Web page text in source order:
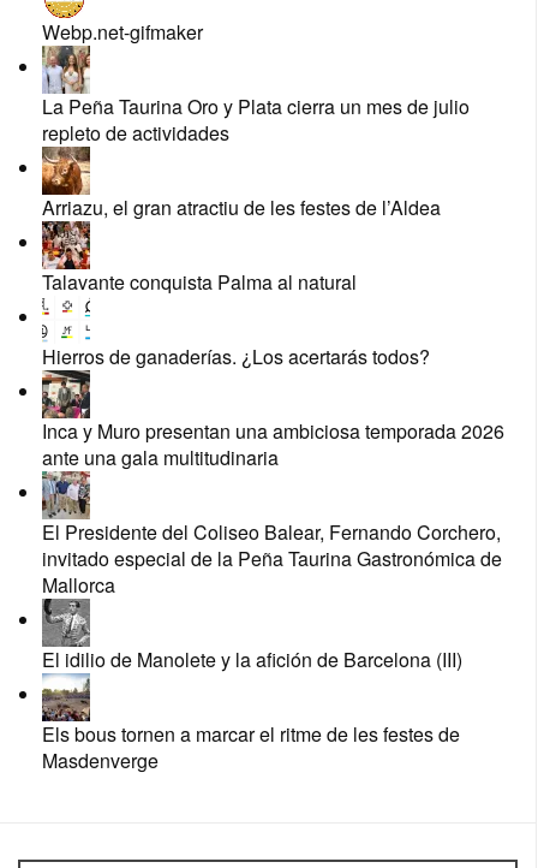
Webp.net-gifmaker
La Peña Taurina Oro y Plata cierra un mes de julio
repleto de actividades
Arriazu, el gran atractiu de les festes de l’Aldea
Talavante conquista Palma al natural
Hierros de ganaderías. ¿Los acertarás todos?
Inca y Muro presentan una ambiciosa temporada 2026
ante una gala multitudinaria
El Presidente del Coliseo Balear, Fernando Corchero,
invitado especial de la Peña Taurina Gastronómica de
Mallorca
El idilio de Manolete y la afición de Barcelona (III)
Els bous tornen a marcar el ritme de les festes de
Masdenverge